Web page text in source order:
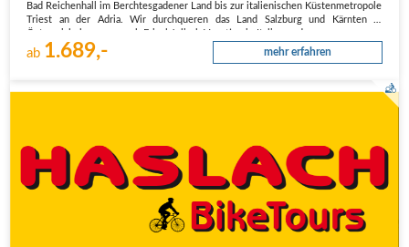
Bad Reichenhall im Berchtesgadener Land bis zur italienischen Küstenmetropole
Triest an der Adria. Wir durchqueren das Land Salzburg und Kärnten in
ab 1.689,- mehr erfahren